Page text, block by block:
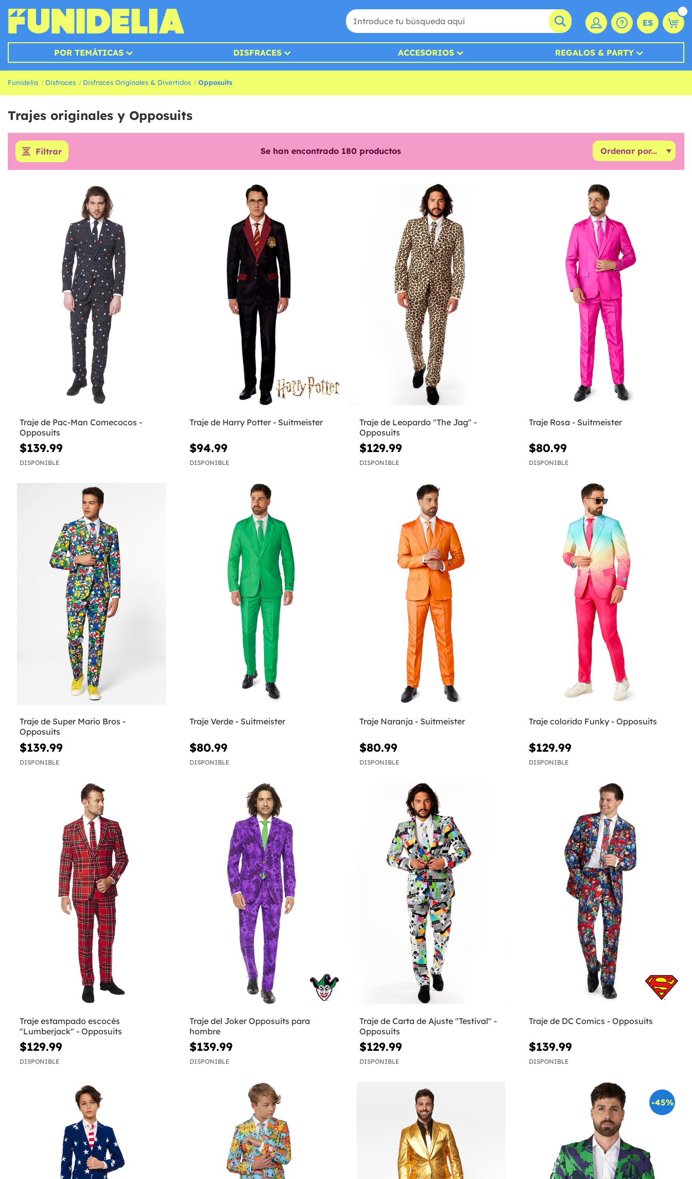
ES
POR TEMÁTICAS DISFRACES ACCESORIOS REGALOS & PARTY
Funidelia Disfraces Disfraces Originales & Divertidos Opposuits
Trajes originales y Opposuits
Filtrar Se han encontrado 180 productos
Traje de Pac-Man Comecocos -
Opposuits
$139.99
DISPONIBLE
Traje de Harry Potter - Suitmeister
$94.99
DISPONIBLE
Traje de Leopardo "The Jag" -
Opposuits
$129.99
DISPONIBLE
Traje Rosa - Suitmeister
$80.99
DISPONIBLE
Traje de Super Mario Bros -
Opposuits
$139.99
DISPONIBLE
Traje Verde - Suitmeister
$80.99
DISPONIBLE
Traje Naranja - Suitmeister
$80.99
DISPONIBLE
Traje colorido Funky - Opposuits
$129.99
DISPONIBLE
Traje estampado escocés
"Lumberjack" - Opposuits
$129.99
DISPONIBLE
Traje del Joker Opposuits para
hombre
$139.99
DISPONIBLE
Traje de Carta de Ajuste "Testival" -
Opposuits
$129.99
DISPONIBLE
Traje de DC Comics - Opposuits
$139.99
DISPONIBLE
-45%